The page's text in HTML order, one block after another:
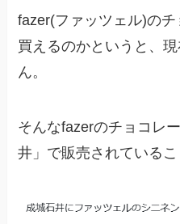
fazer(ファッツェル)の
買えるのかというと、
ん。
そんなfazerのチョコレ
井」で販売されている